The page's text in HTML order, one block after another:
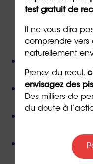
présent(e)s
Près de 50 000
sa création,
Des valeurs
Une méthode
test gratuit de
Il ne vous dira
comprendre vers
naturellement
Prenez du recul,
envisagez des
Des milliers de
du doute à